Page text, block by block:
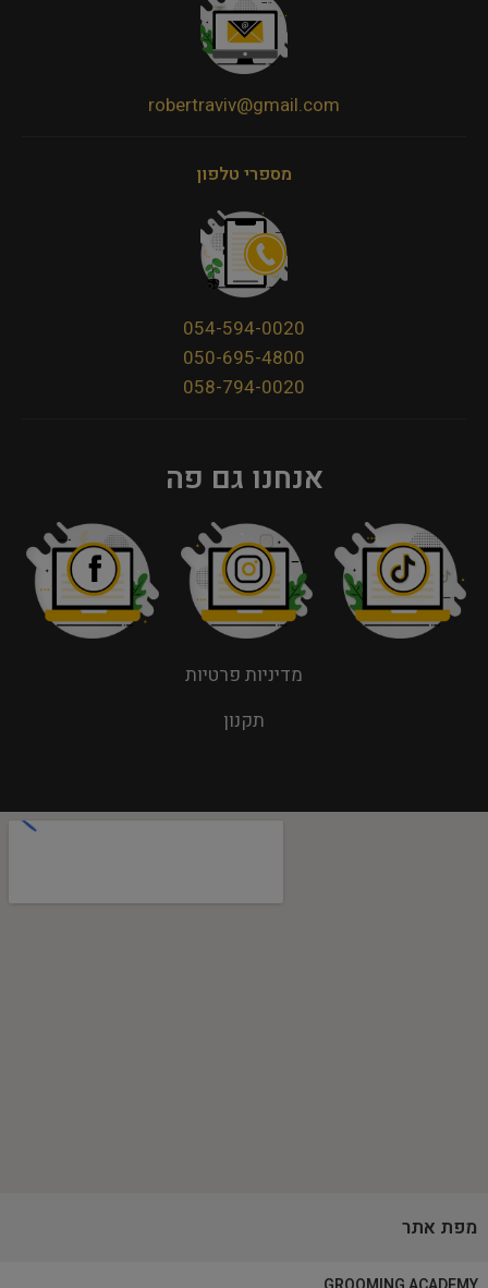
robertraviv@gmail.com
מספרי טלפון
054-594-0020
050-695-4800
058-794-0020
אנחנו גם פה
מדיניות פרטיות
תקנון
מפת אתר